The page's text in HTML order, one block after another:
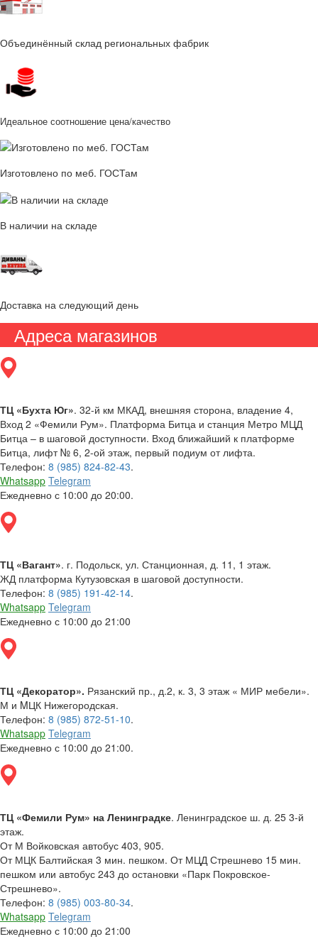
Объединённый склад региональных фабрик
Идеальное соотношение цена/качество
Изготовлено по меб. ГОСТам
В наличии на складе
Доставка на следующий день
Адреса магазинов
ТЦ «Бухта Юг». 32-й км МКАД, внешняя сторона, владение 4,
Вход 2 «Фемили Рум». Платформа Битца и станция Метро МЦД
Битца – в шаговой доступности. Вход ближайший к платформе
Битца, лифт № 6, 2-ой этаж, первый подиум от лифта.
Телефон: 8 (985) 824-82-43.
Whatsapp Telegram
Ежедневно с 10:00 до 20:00.
ТЦ «Вагант». г. Подольск, ул. Станционная, д. 11, 1 этаж.
ЖД платформа Кутузовская в шаговой доступности.
Телефон: 8 (985) 191-42-14.
Whatsapp Telegram
Ежедневно с 10:00 до 21:00
ТЦ «Декоратор». Рязанский пр., д.2, к. 3, 3 этаж « МИР мебели».
М и MЦК Нижегородская.
Телефон: 8 (985) 872-51-10.
Whatsapp Telegram
Ежедневно с 10:00 до 21:00.
ТЦ «Фемили Рум» на Ленинградке. Ленинградское ш. д. 25 3-й
этаж.
От М Войковская автобус 403, 905.
От МЦК Балтийская 3 мин. пешком. От МЦД Стрешнево 15 мин.
пешком или автобус 243 до остановки «Парк Покровское-
Стрешнево».
Телефон: 8 (985) 003-80-34.
Whatsapp Telegram
Ежедневно с 10:00 до 21:00